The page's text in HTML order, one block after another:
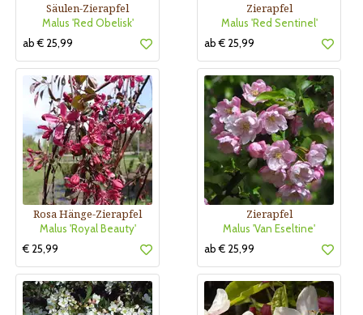
Säulen-Zierapfel
Malus 'Red Obelisk'
ab € 25,99
Zierapfel
Malus 'Red Sentinel'
ab € 25,99
Rosa Hänge-Zierapfel
Malus 'Royal Beauty'
€ 25,99
Zierapfel
Malus 'Van Eseltine'
ab € 25,99